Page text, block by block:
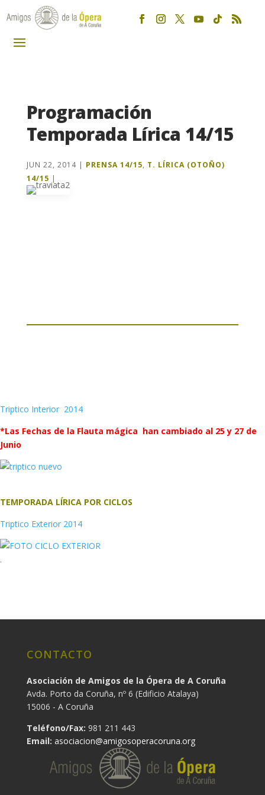
Programación
Temporada Lírica 14/15
JUN 22, 2014| PRENSA 14/15, T. LÍRICA (OTOÑO)
14/15 |
Triptico Interior 2014
*Las Fechas de la Flauta mágica han cambiado al 25 y 27 de
Junio
TEMPORADA LÍRICA POR CICLOS
Triptico Exterior 2014
.
CONTACTO
Asociación de Amigos de la Ópera de A Coruña
Avda. Porto da Coruña, nº 6 (Edificio Atalaya)
15006 - A Coruña
Teléfono/Fax: 981 211 443
Email: asociacion@amigosoperacoruna.org